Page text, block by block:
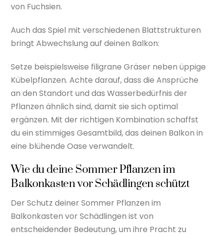
von Fuchsien.
Auch das Spiel mit verschiedenen Blattstrukturen
bringt Abwechslung auf deinen Balkon:
Setze beispielsweise filigrane Gräser neben üppige
Kübelpflanzen. Achte darauf, dass die Ansprüche
an den Standort und das Wasserbedürfnis der
Pflanzen ähnlich sind, damit sie sich optimal
ergänzen. Mit der richtigen Kombination schaffst
du ein stimmiges Gesamtbild, das deinen Balkon in
eine blühende Oase verwandelt.
Wie du deine Sommer Pflanzen im
Balkonkasten vor Schädlingen schützt
Der Schutz deiner Sommer Pflanzen im
Balkonkasten vor Schädlingen ist von
entscheidender Bedeutung, um ihre Pracht zu